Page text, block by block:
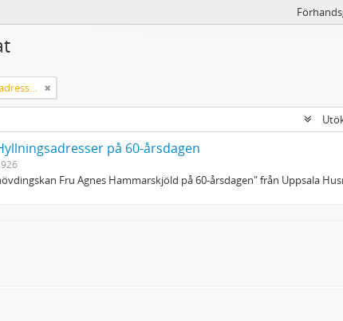
Agnes Hammarskjöld. Hyllningsadresser på 60-årsdagen
på 60-årsdagen
Fru Agnes Hammarskjöld på 60-årsdagen" från Uppsala